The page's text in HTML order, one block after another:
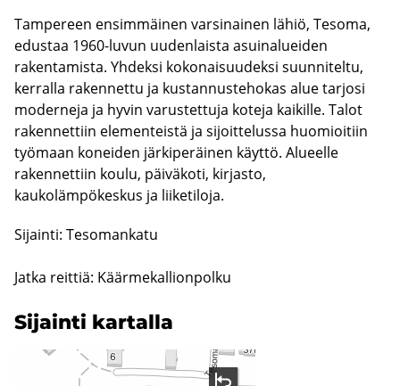
Tampereen ensimmäinen varsinainen lähiö, Tesoma,
edustaa 1960-luvun uudenlaista asuinalueiden
rakentamista. Yhdeksi kokonaisuudeksi suunniteltu,
kerralla rakennettu ja kustannustehokas alue tarjosi
moderneja ja hyvin varustettuja koteja kaikille. Talot
rakennettiin elementeistä ja sijoittelussa huomioitiin
työmaan koneiden järkiperäinen käyttö. Alueelle
rakennettiin koulu, päiväkoti, kirjasto,
kaukolämpökeskus ja liiketiloja.
Sijainti: Tesomankatu
Jatka reittiä: Käärmekallionpolku
Si­jain­ti kar­tal­la